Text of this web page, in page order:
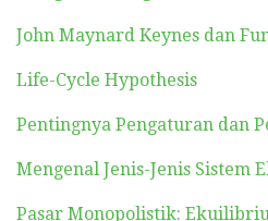
John Maynard Keynes dan
Life-Cycle Hypothesis
Pentingnya Pengaturan dan
Mengenal Jenis-Jenis Sistem
Pasar Monopolistik: